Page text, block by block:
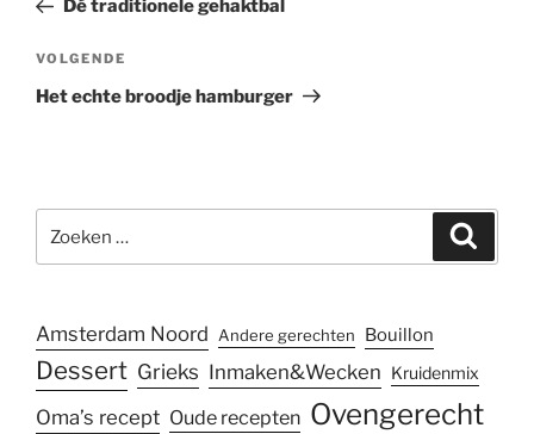
Dé traditionele gehaktbal
Volgend
bericht
VOLGENDE
Het echte broodje hamburger
naar:
Amsterdam Noord Andere gerechten Bouillon
Dessert Grieks Inmaken&Wecken Kruidenmix
Oma’s recept Oude recepten Ovengerecht